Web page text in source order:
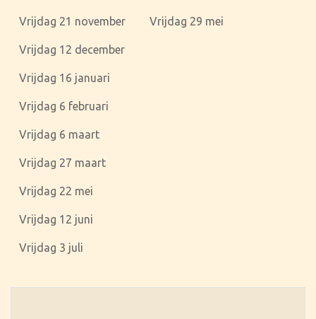
Vrijdag 21 november
Vrijdag 12 december
Vrijdag 16 januari
Vrijdag 6 februari
Vrijdag 6 maart
Vrijdag 27 maart
Vrijdag 22 mei
Vrijdag 12 juni
Vrijdag 3 juli
Vrijdag 29 mei